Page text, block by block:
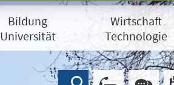
Bildung
Universität
Wirtschaft
Technologie